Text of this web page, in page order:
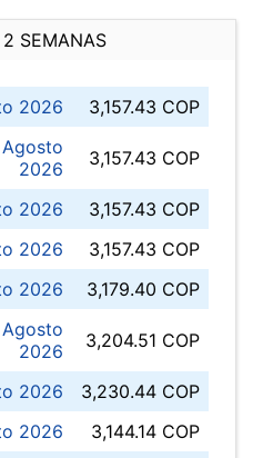
SEMANAS
2026
3,157.43 COP
2026
3,157.43 COP
2026
3,157.43 COP
2026
3,157.43 COP
2026
3,179.40 COP
2026
3,204.51 COP
2026
3,230.44 COP
2026
3,144.14 COP